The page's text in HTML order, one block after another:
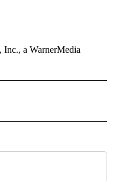
a WarnerMedia
NOTIFICATIONS ABOUT